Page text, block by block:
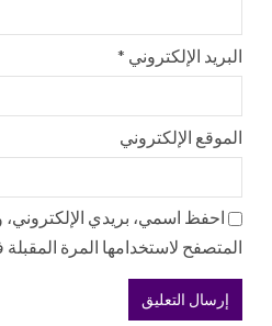
البريد الإلكتروني *
الموقع الإلكتروني
احفظ اسمي، بريدي الإلكتروني،
المتصفح لاستخدامها المرة